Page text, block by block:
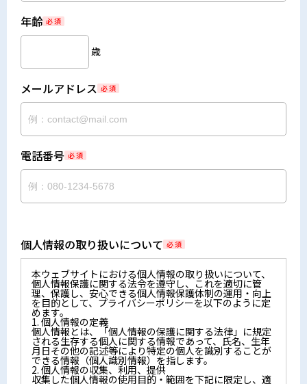
年齢 必 須
歳
メールアドレス 必 須
電話番号 必 須
個人情報の取り扱いについて 必 須
本ウェブサイトにおける個人情報の取り扱いについて、
個人情報保護に関する法令を遵守し、これを適切に管
理、保護し、安心できる個人情報保護体制の運用・向上
を目的として、プライバシーポリシーを以下のように定
めます。
1. 個人情報の定義
個人情報とは、「個人情報の保護に関する法律」に規定
される生存する個人に関する情報であって、氏名、生年
月日その他の記述等により特定の個人を識別することが
できる情報（個人識別情報）を指します。
2. 個人情報の収集、利用、提供
収集した個人情報の使用目的・範囲を下記に限定し、適